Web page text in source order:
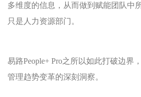
多维度的信息，从而做到赋能团队中
只是人力资源部门。
易路People+ Pro之所以如此打破边界
管理趋势变革的深刻洞察。